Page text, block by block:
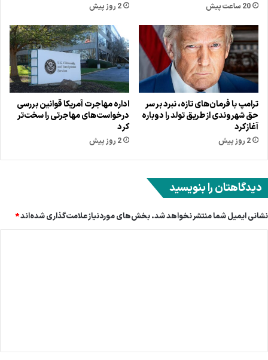
20 ساعت پیش 2 روز پیش
ترامپ با فرمان‌های تازه، نبرد بر سر
حق شهروندی از طریق تولد را دوباره
آغاز کرد
2 روز پیش
اداره مهاجرت آمریکا قوانین بررسی
درخواست‌های مهاجرتی را سخت‌تر
کرد
2 روز پیش
دیدگاهتان را بنویسید
نشانی ایمیل شما منتشر نخواهد شد.بخش‌های موردنیاز علامت‌گذاری شده‌اند*